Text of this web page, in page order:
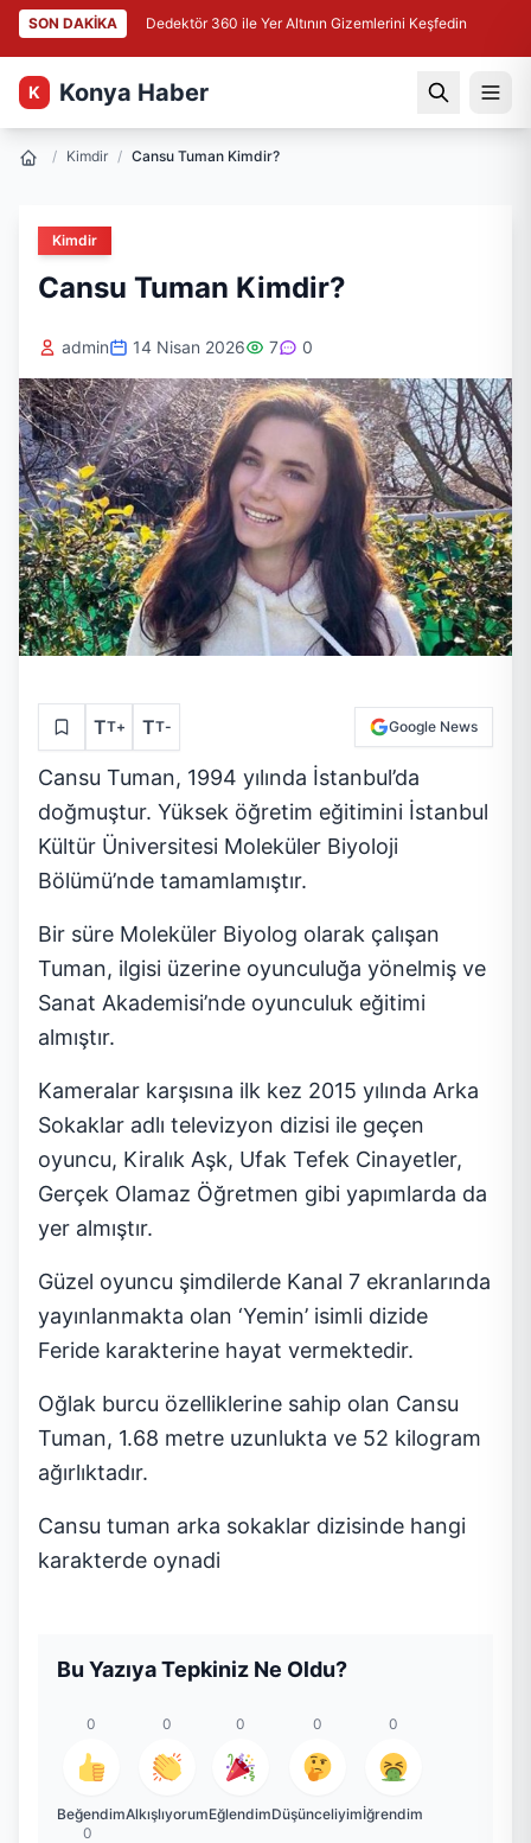
SON DAKİKA Dedektör 360 ile Yer Altının Gizemlerini Keşfedin
K Konya Haber
/ Kimdir / Cansu Tuman Kimdir?
Kimdir
Cansu Tuman Kimdir?
admin 14 Nisan 2026 7 0
TT+ TT- Google News
Cansu Tuman, 1994 yılında İstanbul’da
doğmuştur. Yüksek öğretim eğitimini İstanbul
Kültür Üniversitesi Moleküler Biyoloji
Bölümü’nde tamamlamıştır.
Bir süre Moleküler Biyolog olarak çalışan
Tuman, ilgisi üzerine oyunculuğa yönelmiş ve
Sanat Akademisi’nde oyunculuk eğitimi
almıştır.
Kameralar karşısına ilk kez 2015 yılında Arka
Sokaklar adlı televizyon dizisi ile geçen
oyuncu, Kiralık Aşk, Ufak Tefek Cinayetler,
Gerçek Olamaz Öğretmen gibi yapımlarda da
yer almıştır.
Güzel oyuncu şimdilerde Kanal 7 ekranlarında
yayınlanmakta olan ‘Yemin’ isimli dizide
Feride karakterine hayat vermektedir.
Oğlak burcu özelliklerine sahip olan Cansu
Tuman, 1.68 metre uzunlukta ve 52 kilogram
ağırlıktadır.
Cansu tuman arka sokaklar dizisinde hangi
karakterde oynadi
Bu Yazıya Tepkiniz Ne Oldu?
0
Beğendim
0
Alkışlıyorum
0
Eğlendim
0
Düşünceliyim
0
İğrendim
0